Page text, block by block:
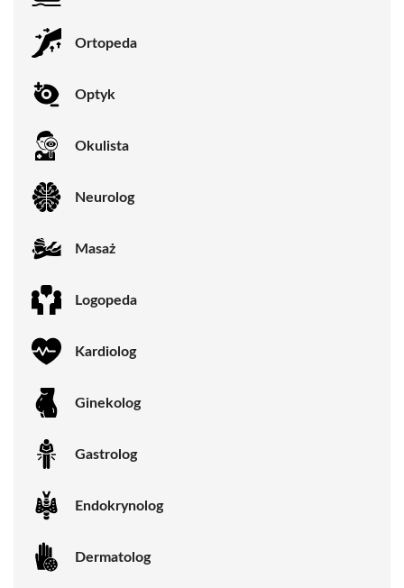
Ortopeda
Optyk
Okulista
Neurolog
Masaż
Logopeda
Kardiolog
Ginekolog
Gastrolog
Endokrynolog
Dermatolog